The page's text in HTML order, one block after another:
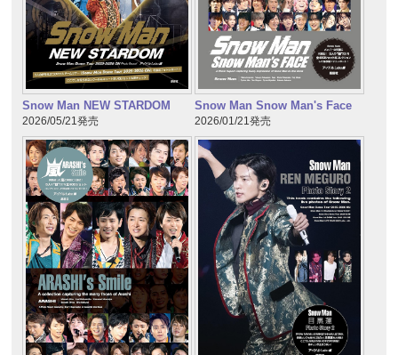
Snow Man NEW STARDOM
2026/05/21発売
Snow Man Snow Man's Face
2026/01/21発売